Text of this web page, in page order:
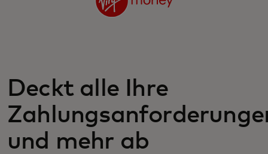
Deckt alle Ihre
und mehr ab